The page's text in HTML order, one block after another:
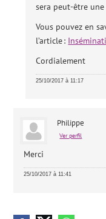
sera peut-être
Vous pouvez en
l’article :
Cordialement
25/10/2017 à 11:17
Philippe
Ver perfil
Merci
25/10/2017 à 11:41